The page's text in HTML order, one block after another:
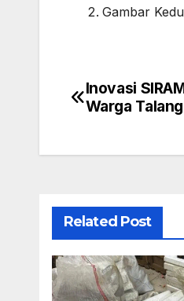
Gambar
Post
Inovasi
Warga
Related Post